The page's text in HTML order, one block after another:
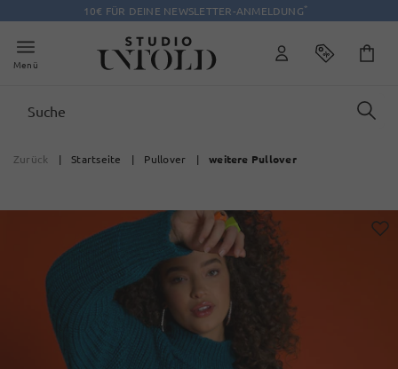
10€ FÜR DEINE NEWSLETTER-ANMELDUNG*
Menü
Zurück | Startseite | Pullover | weitere Pullover